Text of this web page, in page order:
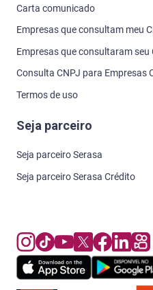
Carta comunicado
Empresas que consultam meu
Empresas que consultaram seu
Consulta CNPJ para Empresas
Termos de uso
Seja parceiro
Seja parceiro Serasa
Seja parceiro Serasa Crédito